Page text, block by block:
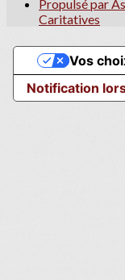
Propulsé par
Caritatives
Notification
Vos